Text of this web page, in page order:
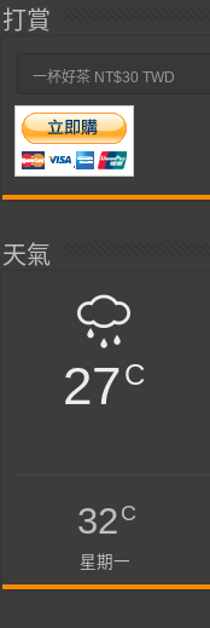
打賞
天氣
27C
32C
星期一